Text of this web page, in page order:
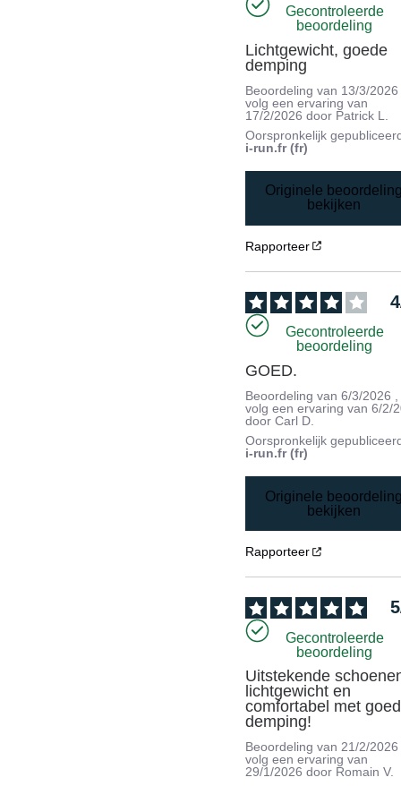
Gecontroleerde
beoordeling
Lichtgewicht, goede
demping
Beoordeling van 13/3/2026
volg een ervaring van
17/2/2026 door Patrick L.
Oorspronkelijk
i-run.fr (fr)
Originele
bekijken
Rapporteer
4
Gecontroleerde
beoordeling
GOED.
Beoordeling van6/3/2026
volg een ervaring van6/2/
doorCarl D.
Oorspronkelijk
i-run.fr (fr)
Originele
bekijken
Rapporteer
5
Gecontroleerde
beoordeling
Uitstekende
lichtgewicht en
comfortabel met
demping!
Beoordeling van21/2/2026
volg een ervaring van
29/1/2026 door Romain V.